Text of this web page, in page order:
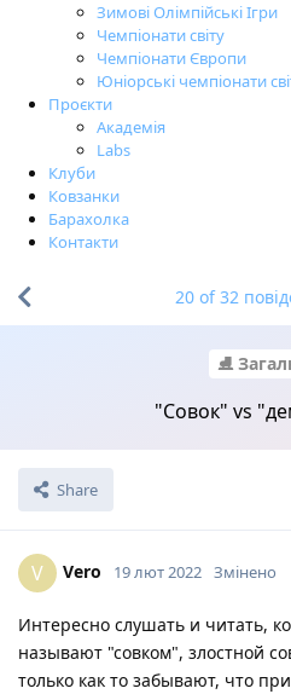
Зимові Олімпійські Ігри
Чемпіонати світу
Чемпіонати Європи
Юніорські чемпіонати
Проєкти
Академія
Labs
Клуби
Ковзанки
Барахолка
Контакти
⛸
"Совок" vs
Share
20 of32
V Vero 19 лют 2022 Змінено
Интересно слушать и читать,
называют "совком", злостной
только как то забывают, что